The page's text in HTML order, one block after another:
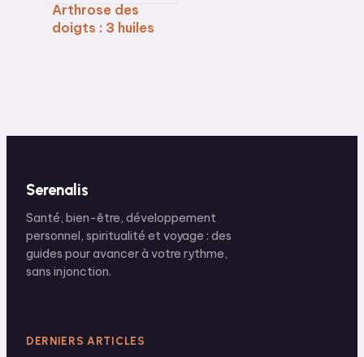
Arthrose des
doigts : 3 huiles
Serenalis
Santé, bien-être, développement
personnel, spiritualité et voyage : des
guides pour avancer à votre rythme,
sans injonction.
DERNIERS ARTICLES